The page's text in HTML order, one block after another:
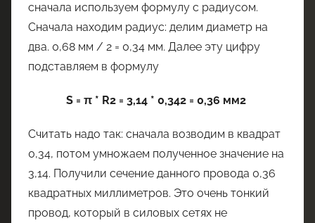
сначала используем формулу с радиусом.
Сначала находим радиус: делим диаметр на
два. 0,68 мм / 2 = 0,34 мм. Далее эту цифру
подставляем в формулу
S = π * R2 = 3,14 * 0,342 = 0,36 мм2
Считать надо так: сначала возводим в квадрат
0,34, потом умножаем полученное значение на
3,14. Получили сечение данного провода 0,36
квадратных миллиметров. Это очень тонкий
провод, который в силовых сетях не